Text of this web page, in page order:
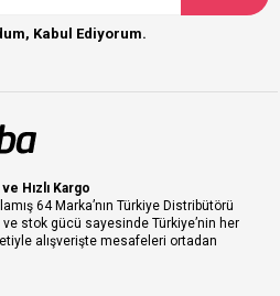
Kabul Ediyorum.
Hızlı Kargo
64 Marka’nın Türkiye Distribütörü
stok gücü sayesinde Türkiye’nin her
alışverişte mesafeleri ortadan